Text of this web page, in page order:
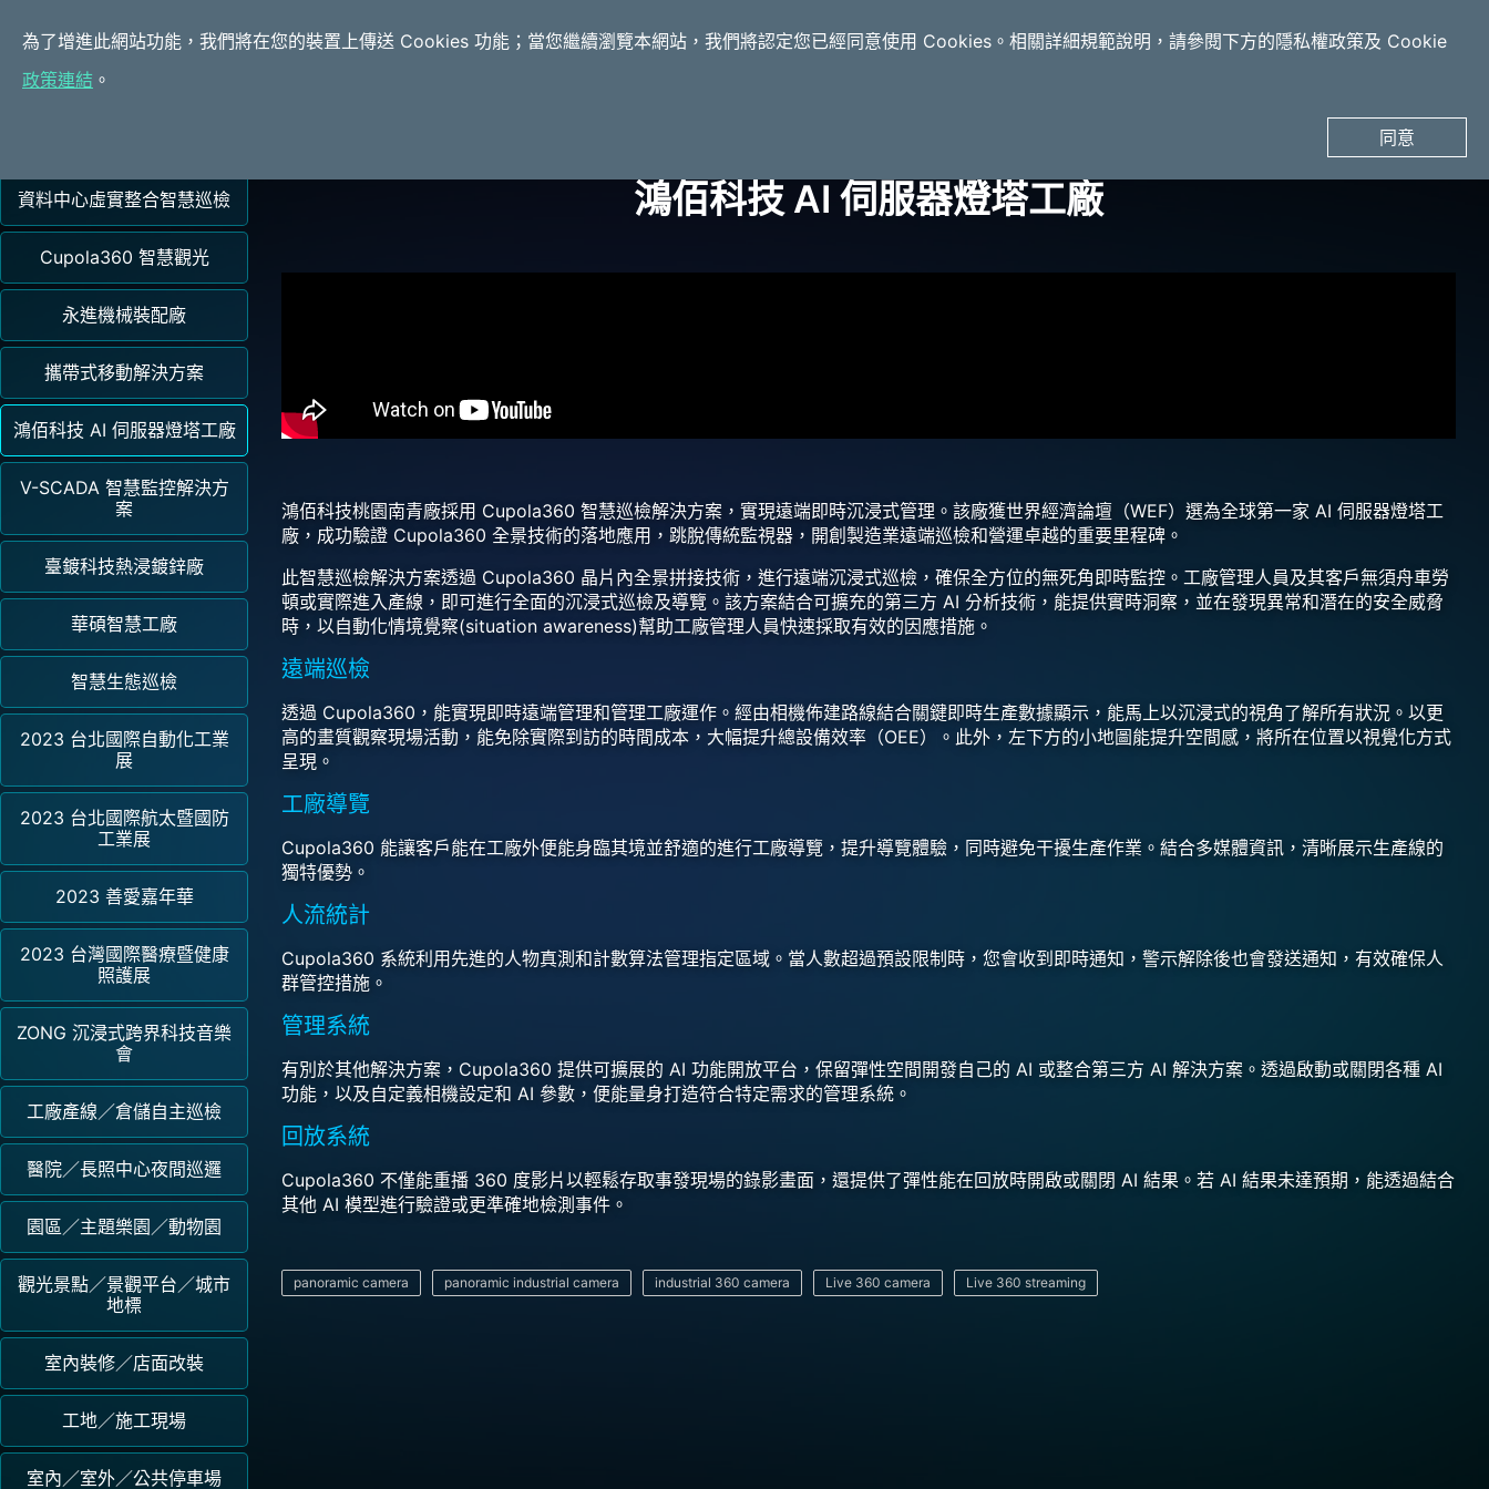
關於酷博樂 產品介紹 應用案例 解決方案 合作夥伴 資源中心 申請產品體驗
為了增進此網站功能，我們將在您的裝置上傳送 Cookies 功能；當您繼續瀏覽本網站，我們將認定您已經同意使用 Cookies。相關詳細規範說明，請參閱下方的隱私權政策及 Cookie
政策連結 。
同意
應用案例
資料中心虛實整合智慧巡檢
Cupola360 智慧觀光
永進機械裝配廠
攜帶式移動解決方案
鴻佰科技 AI 伺服器燈塔工廠
V-SCADA 智慧監控解決方
案
臺鍍科技熱浸鍍鋅廠
華碩智慧工廠
智慧生態巡檢
2023 台北國際自動化工業
展
2023 台北國際航太暨國防
工業展
2023 善愛嘉年華
2023 台灣國際醫療暨健康
照護展
ZONG 沉浸式跨界科技音樂
會
工廠產線／倉儲自主巡檢
醫院／長照中心夜間巡邏
園區／主題樂園／動物園
觀光景點／景觀平台／城市
地標
室內裝修／店面改裝
工地／施工現場
室內／室外／公共停車場
鴻佰科技 AI 伺服器燈塔工廠
鴻佰科技桃園南青廠採用 Cupola360 智慧巡檢解決方案，實現遠端即時沉浸式管理。該廠獲世界經濟論壇（WEF）選為全球第一家 AI 伺服器燈塔工
廠，成功驗證 Cupola360 全景技術的落地應用，跳脫傳統監視器，開創製造業遠端巡檢和營運卓越的重要里程碑。
此智慧巡檢解決方案透過 Cupola360 晶片內全景拼接技術，進行遠端沉浸式巡檢，確保全方位的無死角即時監控。工廠管理人員及其客戶無須舟車勞
頓或實際進入產線，即可進行全面的沉浸式巡檢及導覽。該方案結合可擴充的第三方 AI 分析技術，能提供實時洞察，並在發現異常和潛在的安全威脅
時，以自動化情境覺察(situation awareness)幫助工廠管理人員快速採取有效的因應措施。
遠端巡檢
透過 Cupola360，能實現即時遠端管理和管理工廠運作。經由相機佈建路線結合關鍵即時生產數據顯示，能馬上以沉浸式的視角了解所有狀況。以更
高的畫質觀察現場活動，能免除實際到訪的時間成本，大幅提升總設備效率（OEE）。此外，左下方的小地圖能提升空間感，將所在位置以視覺化方式
呈現。
工廠導覽
Cupola360 能讓客戶能在工廠外便能身臨其境並舒適的進行工廠導覽，提升導覽體驗，同時避免干擾生產作業。結合多媒體資訊，清晰展示生產線的
獨特優勢。
人流統計
Cupola360 系統利用先進的人物真測和計數算法管理指定區域。當人數超過預設限制時，您會收到即時通知，警示解除後也會發送通知，有效確保人
群管控措施。
管理系統
有別於其他解決方案，Cupola360 提供可擴展的 AI 功能開放平台，保留彈性空間開發自己的 AI 或整合第三方 AI 解決方案。透過啟動或關閉各種 AI
功能，以及自定義相機設定和 AI 參數，便能量身打造符合特定需求的管理系統。
回放系統
Cupola360 不僅能重播 360 度影片以輕鬆存取事發現場的錄影畫面，還提供了彈性能在回放時開啟或關閉 AI 結果。若 AI 結果未達預期，能透過結合
其他 AI 模型進行驗證或更準確地檢測事件。
panoramic camera panoramic industrial camera industrial 360 camera Live 360 camera Live 360 streaming